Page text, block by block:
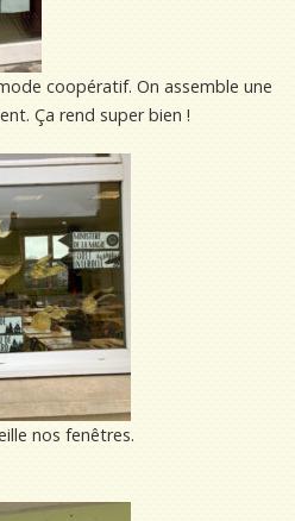
coopératif. On assemble une
Ça rend super bien !
nos fenêtres.